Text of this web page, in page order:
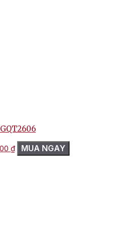
₫Giá
hiện
MUA NGAY